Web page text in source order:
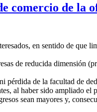
comercio de la
en sentido de que
de reducida dimensión
pérdida de la facultad de
al haber sido ampliado el
sean mayores y,